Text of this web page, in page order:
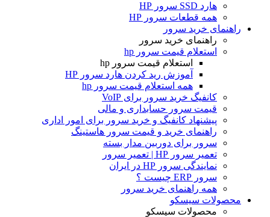
هارد SSD سرور HP
همه قطعات سرور HP
راهنمای خرید سرور
راهنمای خرید سرور
استعلام قیمت سرور hp
استعلام قیمت سرور hp
آموزش ريد كردن هارد سرور HP
همه استعلام قیمت سرور hp
کانفیگ خرید سرور برای VoIP
قیمت سرور حسابداری و مالی
پیشنهاد کانفیگ و خرید سرور برای امور اداری
راهنمای خرید و قیمت سرور هاستینگ
سرور برای دوربین مدار بسته
تعمیر سرور HP | تعمیر سرور
نمایندگی سرور HP در ایران
سرور ERP چیست ؟
همه راهنمای خرید سرور
محصولات سیسکو
محصولات سیسکو